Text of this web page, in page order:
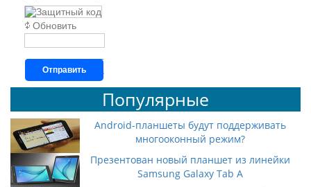
Обновить
Отправить
Популярные
Android-планшеты будут поддерживать
многооконный режим?
Презентован новый планшет из линейки
Samsung Galaxy Tab A